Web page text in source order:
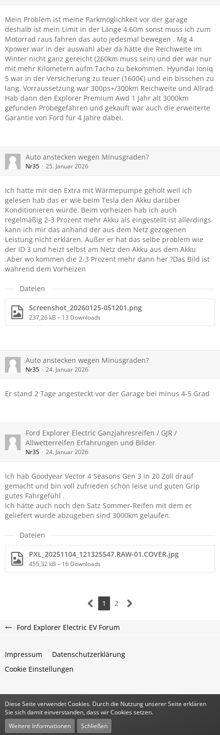
Mein Problem ist meine Parkmöglichkeit vor der garage
deshalb ist mein Limit in der Länge 4.60m sonst muss ich zum
Motorrad raus fahren das auto jedesmal bewegen . Mg 4
Xpower war in der auswahl aber da hätte die Reichweite im
Winter nicht ganz gereicht (260km muss sein) und der war nur
mit mehr Kilometern aufm Tacho zu bekommen. Hyundai Ioniq
5 war in der Versicherung zu teuer (1600€) und ein bisschen zu
lang. Vorraussetzung war 300ps+/300km Reichweite und Allrad.
Hab dann den Explorer Premium Awd 1 Jahr alt 3000km
gefunden Probegefahren und gekauft war auch die erweiterte
Garantie von Ford für 4 Jahre dabei.
Auto anstecken wegen Minusgraden?
Nr35 25. Januar 2026
Ich hatte mir den Extra mit Wärmepumpe geholt weil ich
gelesen hab das er wie beim Tesla den Akku darüber
Konditionieren würde. Beim vorheizen hab ich auch
regelmäßig 2-3 Prozent mehr Akku als eingestellt ist allerdings
kann ich mir das anhand der aus dem Netz gezogenen
Leistung nicht erklären. Außer er hat das selbe problem wie
der ID 3 und heizt selbst am Netz den Akku aus dem Akku
.Aber wo kommen die 2-3 Prozent mehr dann her ?Das Bild ist
während dem Vorheizen
Dateien
Screenshot_20260125-051201.png
237,26 kB – 13 Downloads
Auto anstecken wegen Minusgraden?
Nr35 24. Januar 2026
Er stand 2 Tage angesteckt vor der Garage bei minus 4-5 Grad
Ford Explorer Electric Ganzjahresreifen / GJR /
Allwetterreifen Erfahrungen und Bilder
Nr35 24. Januar 2026
Ich hab Goodyear Vector 4 Seasons Gen 3 in 20 Zoll drauf
gemacht und bin voll zufrieden schön leise und guten Grip
gutes Fahrgefühl .
Ich hätte auch noch den Satz Sommer-Reifen mit dem er
geliefert wurde abzugeben sind 3000km gelaufen.
Dateien
PXL_20251104_121325547.RAW-01.COVER.jpg
455,32 kB – 16 Downloads
1 2
Ford Explorer Electric EV Forum
Impressum
Datenschutzerklärung
Cookie Einstellungen
Community-Software:WoltLab Suite™
Stil:Classicvon
Diese Seite verwendet Cookies. Durch die Nutzung unserer Seite erklären
Sie sich damit einverstanden, dass wir Cookies setzen.
Weitere Informationen
Schließen